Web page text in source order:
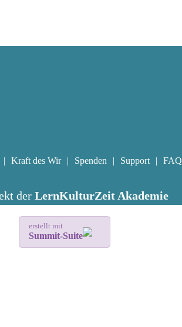
Kraft des Wir Spenden Support FAQ
der LernKulturZeit Akademie
erstellt mit
Summit-Suite